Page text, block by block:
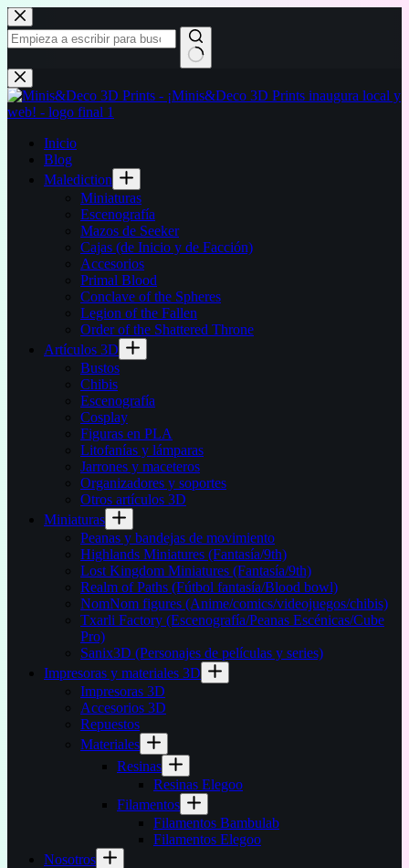
Saltar
al
contenido
Sin
resultados
Inicio
Blog
Malediction
Miniaturas
Escenografía
Mazos de Seeker
Cajas (de Inicio y de Facción)
Accesorios
Primal Blood
Conclave of the Spheres
Legion of the Fallen
Order of the Shattered Throne
Artículos 3D
Bustos
Chibis
Escenografía
Cosplay
Figuras en PLA
Litofanías y lámparas
Jarrones y maceteros
Organizadores y soportes
Otros artículos 3D
Miniaturas
Peanas y bandejas de movimiento
Highlands Miniatures (Fantasía/9th)
Lost Kingdom Miniatures (Fantasía/9th)
Realm of Paths (Fútbol fantasía/Blood bowl)
NomNom figures (Anime/comics/videojuegos/chibis)
Txarli Factory (Escenografía/Peanas Escénicas/Cube
Pro)
Sanix3D (Personajes de películas y series)
Impresoras y materiales 3D
Impresoras 3D
Accesorios 3D
Repuestos
Materiales
Resinas
Resinas Elegoo
Filamentos
Filamentos Bambulab
Filamentos Elegoo
Nosotros